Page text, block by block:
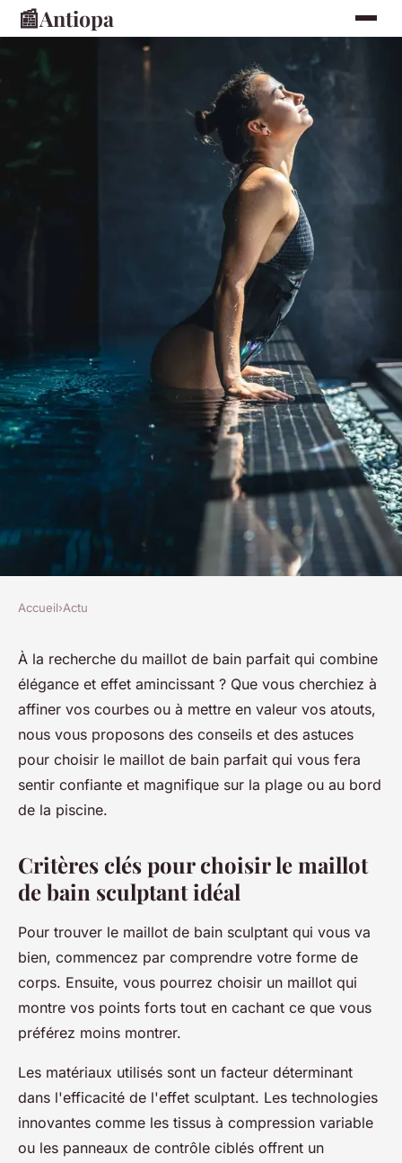
📰Antiopa
Guide pour trouver un maillot
de bain amincissant et
sculptant zéro défaut
josèphe•7 mars 2024•3 min de lecture
Accueil›Actu
À la recherche du maillot de bain parfait qui combine
élégance et effet amincissant ? Que vous cherchiez à
affiner vos courbes ou à mettre en valeur vos atouts,
nous vous proposons des conseils et des astuces
pour choisir le maillot de bain parfait qui vous fera
sentir confiante et magnifique sur la plage ou au bord
de la piscine.
Critères clés pour choisir le maillot
de bain sculptant idéal
Pour trouver le maillot de bain sculptant qui vous va
bien, commencez par comprendre votre forme de
corps. Ensuite, vous pourrez choisir un maillot qui
montre vos points forts tout en cachant ce que vous
préférez moins montrer.
Les matériaux utilisés sont un facteur déterminant
dans l'efficacité de l'effet sculptant. Les technologies
innovantes comme les tissus à compression variable
ou les panneaux de contrôle ciblés offrent un